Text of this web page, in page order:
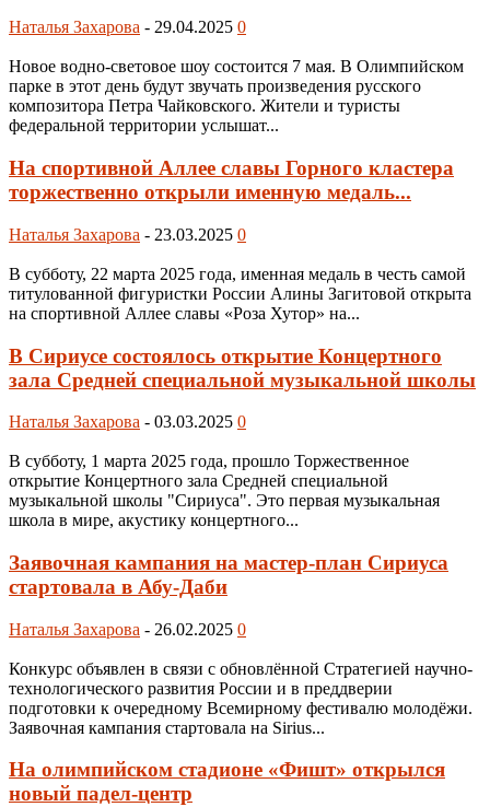
Наталья Захарова - 29.04.2025 0
Новое водно-световое шоу состоится 7 мая. В Олимпийском
парке в этот день будут звучать произведения русского
композитора Петра Чайковского. Жители и туристы
федеральной территории услышат...
На спортивной Аллее славы Горного кластера
торжественно открыли именную медаль...
Наталья Захарова - 23.03.2025 0
В субботу, 22 марта 2025 года, именная медаль в честь самой
титулованной фигуристки России Алины Загитовой открыта
на спортивной Аллее славы «Роза Хутор» на...
В Сириусе состоялось открытие Концертного
зала Средней специальной музыкальной школы
Наталья Захарова - 03.03.2025 0
В субботу, 1 марта 2025 года, прошло Торжественное
открытие Концертного зала Средней специальной
музыкальной школы "Сириуса". Это первая музыкальная
школа в мире, акустику концертного...
Заявочная кампания на мастер-план Сириуса
стартовала в Абу-Даби
Наталья Захарова - 26.02.2025 0
Конкурс объявлен в связи с обновлённой Стратегией научно-
технологического развития России и в преддверии
подготовки к очередному Всемирному фестивалю молодёжи.
Заявочная кампания стартовала на Sirius...
На олимпийском стадионе «Фишт» открылся
новый падел-центр